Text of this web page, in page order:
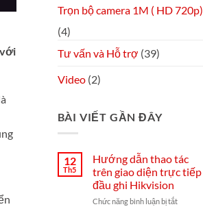
Trọn bộ camera 1M ( HD 720p)
(4)
Tư vấn và Hỗ trợ (39)
Video(2)
BÀI VIẾT GẦN ĐÂY
12
Th5
Hướng dẫn thao tác
trên giao diện trực tiếp
đầu ghi Hikvision
Chức năng bình luận bị tắtở